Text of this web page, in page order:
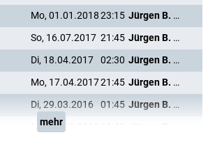
Mo, 01.01.201823:15
Jürgen B. Hausmann - "Wie jeht et? - Et jeht!"
So, 16.07.2017 21:45
Jürgen B. Hausmann - "Wie jeht et? - Et jeht!"
Di, 18.04.2017 02:30
Jürgen B. Hausmann - "Wie jeht et? - Et jeht!"
Mo, 17.04.201721:45
Jürgen B. Hausmann - "Wie jeht et? - Et jeht!"
Di, 29.03.2016 01:45
Jürgen B. Hausmann - "Wie jeht et? - Et jeht!"
Mo, 28.03.2016
mehr